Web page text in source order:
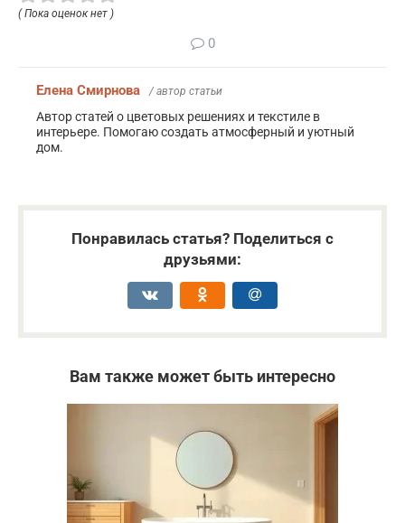
( Пока оценок нет )
0
Елена Смирнова / автор статьи
Автор статей о цветовых решениях и текстиле в
интерьере. Помогаю создать атмосферный и уютный
дом.
Понравилась статья? Поделиться с
друзьями:
Вам также может быть интересно